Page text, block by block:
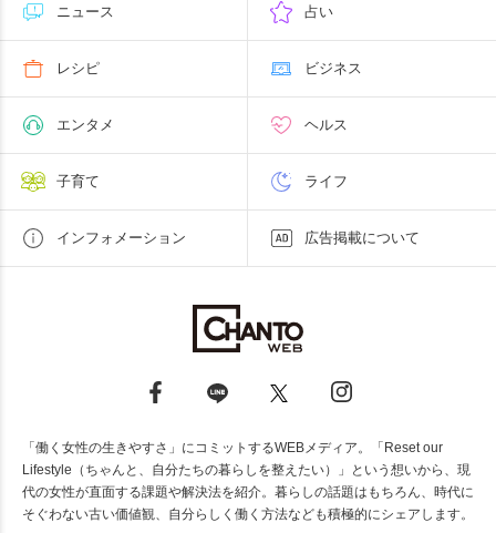
ニュース 占い
レシピ ビジネス
エンタメ ヘルス
子育て ライフ
インフォメーション 広告掲載について
「働く女性の生きやすさ」にコミットするWEBメディア。「Reset our
Lifestyle（ちゃんと、自分たちの暮らしを整えたい）」という想いから、現
代の女性が直面する課題や解決法を紹介。暮らしの話題はもちろん、時代に
そぐわない古い価値観、自分らしく働く方法なども積極的にシェアします。